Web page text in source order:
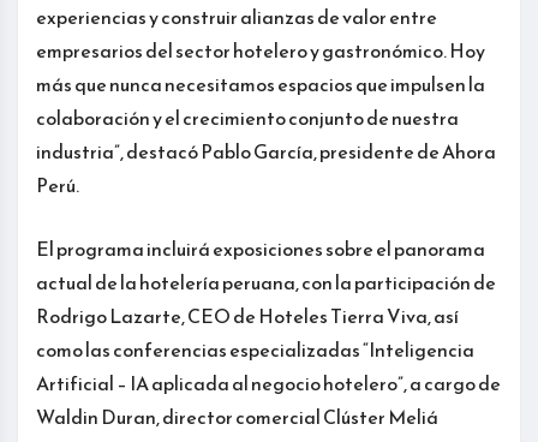
experiencias y construir alianzas de valor entre
empresarios del sector hotelero y gastronómico. Hoy
más que nunca necesitamos espacios que impulsen la
colaboración y el crecimiento conjunto de nuestra
industria”, destacó Pablo García, presidente de Ahora
Perú.
El programa incluirá exposiciones sobre el panorama
actual de la hotelería peruana, con la participación de
Rodrigo Lazarte, CEO de Hoteles Tierra Viva, así
como las conferencias especializadas “Inteligencia
Artificial – IA aplicada al negocio hotelero”, a cargo de
Waldin Duran, director comercial Clúster Meliá